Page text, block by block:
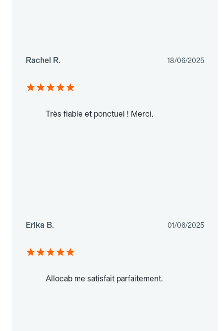
Rachel R. 18/06/2025
Très fiable et ponctuel ! Merci.
Erika B. 01/06/2025
Allocab me satisfait parfaitement.